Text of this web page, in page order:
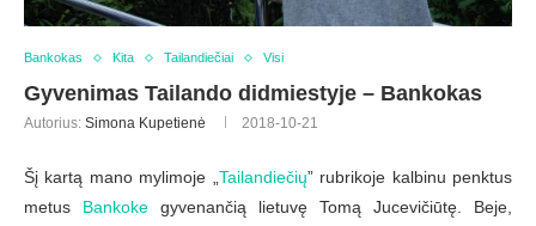
Bankokas Kita Tailandiečiai Visi
Gyvenimas Tailando didmiestyje – Bankokas
Autorius: Simona Kupetienė 2018-10-21
Šį kartą mano mylimoje „Tailandiečių” rubrikoje kalbinu penktus
metus Bankoke gyvenančią lietuvę Tomą Jucevičiūtę. Beje,